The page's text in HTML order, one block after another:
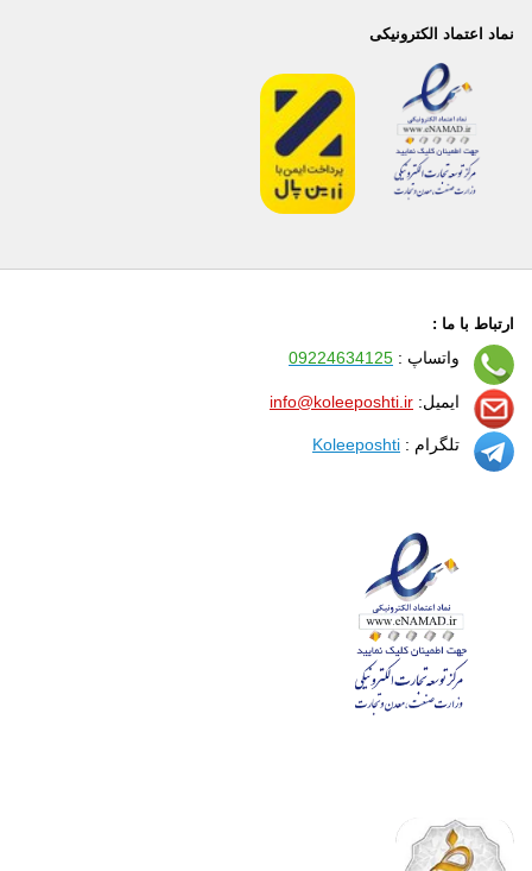
نماد اعتماد الکترونیکی
ارتباط با ما :
واتساپ : 09224634125
ایمیل: info@koleeposhti.ir
تلگرام : Koleeposhti